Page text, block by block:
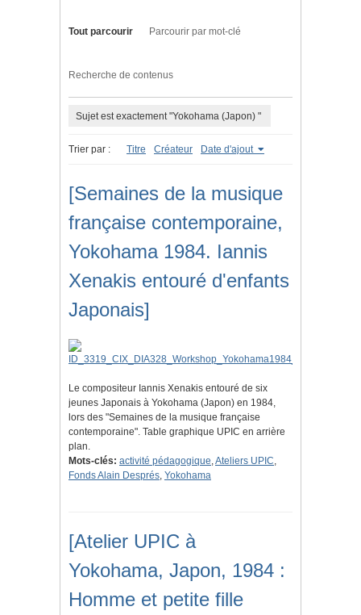
Tout parcourir Parcourir par mot-clé
Recherche de contenus
Sujet est exactement "Yokohama (Japon) "
Trier par : Titre Créateur Date d'ajout
[Semaines de la musique
française contemporaine,
Yokohama 1984. Iannis
Xenakis entouré d'enfants
Japonais]
Le compositeur Iannis Xenakis entouré de six
jeunes Japonais à Yokohama (Japon) en 1984,
lors des "Semaines de la musique française
contemporaine". Table graphique UPIC en arrière
plan.
Mots-clés: activité pédagogique,Ateliers UPIC,
Fonds Alain Després, Yokohama
[Atelier UPIC à
Yokohama, Japon, 1984 :
Homme et petite fille